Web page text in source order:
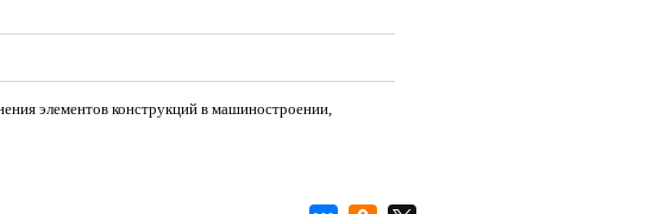
элементов конструкций в машиностроении,